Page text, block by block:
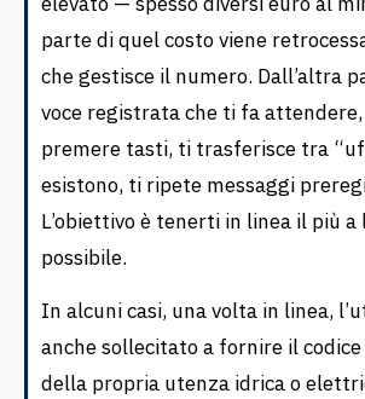
parte di quel costo viene
che gestisce il numero. Dall’altra
voce registrata che ti fa
premere tasti, ti trasferisce tra
esistono, ti ripete messaggi
L’obiettivo è tenerti in linea il più a
possibile.
In alcuni casi, una volta in linea,
anche sollecitato a fornire il
della propria utenza idrica o